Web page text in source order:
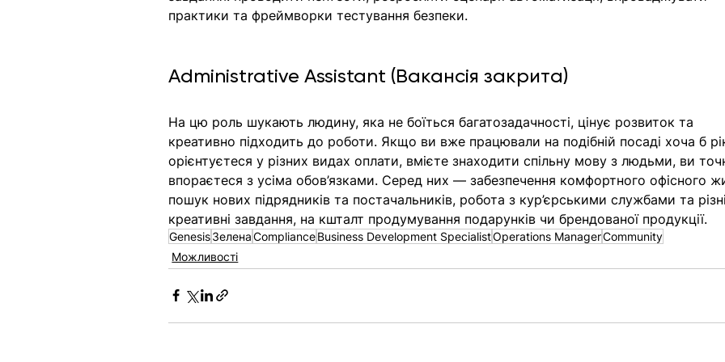
практики та фреймворки тестування безпеки.
Administrative Assistant (Вакансія закрита)
На цю роль шукають людину, яка не боїться багатозадачності, цінує розвиток та
креативно підходить до роботи. Якщо ви вже працювали на подібній посаді хоча б
орієнтуєтеся у різних видах оплати, вмієте знаходити спільну мову з людьми, ви
впораєтеся з усіма обов’язками. Серед них — забезпечення комфортного офісного
пошук нових підрядників та постачальників, робота з кур’єрськими службами та різні
креативні завдання, на кшталт продумування подарунків чи брендованої продукції.
GenesisЗеленаComplianceBusiness Development SpecialistOperations ManagerCommunity
Можливості